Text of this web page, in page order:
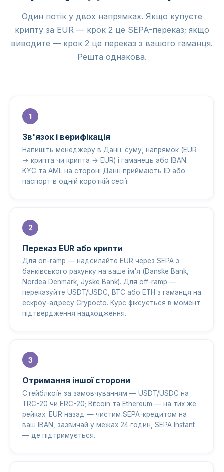
Один потік у двох напрямках. Якщо купуєте
крипту за EUR — крок 2 це SEPA-переказ; якщо
виводите — крок 2 це переказ з вашого гаманця.
Решта однакова.
Зв'язок і верифікація
Напишіть менеджеру в Данії: суму, напрямок (EUR
→ крипта чи крипта → EUR) і гаманець або IBAN.
KYC та AML на стороні Данії приймають ID або
паспорт в одній короткій сесії.
Переказ EUR або крипти
Для on-ramp — надсилайте EUR через SEPA з
банківського рахунку на ваше ім'я (Danske Bank,
Nordea Denmark, Jyske Bank). Для off-ramp —
переказуйте USDT/USDC, BTC або ETH з гаманця на
ескроу-адресу Crypocto. Курс фіксується в момент
підтвердження надходження.
Отримання іншої сторони
Стейблкоїн за замовчуванням — USDT/USDC на
TRC-20 чи ERC-20; Bitcoin та Ethereum — на тих же
рейках. EUR назад — чистим SEPA-кредитом на
ваш IBAN, зазвичай у межах 24 годин, SEPA Instant
— де підтримується.